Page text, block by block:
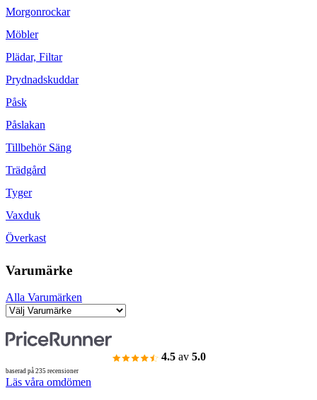
Morgonrockar
Möbler
Plädar, Filtar
Prydnadskuddar
Påsk
Påslakan
Tillbehör Säng
Trädgård
Tyger
Vaxduk
Överkast
Varumärke
Alla Varumärken
4.5 av 5.0
baserad på 235 recensioner
Läs våra omdömen